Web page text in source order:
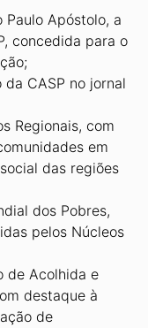
Apóstolo, a
concedida para o
CASP no jornal
Regio­nais, com
em
das regiões
dos Pobres,
pelos Núcleos
de Aco­lhida e
destaque à
de